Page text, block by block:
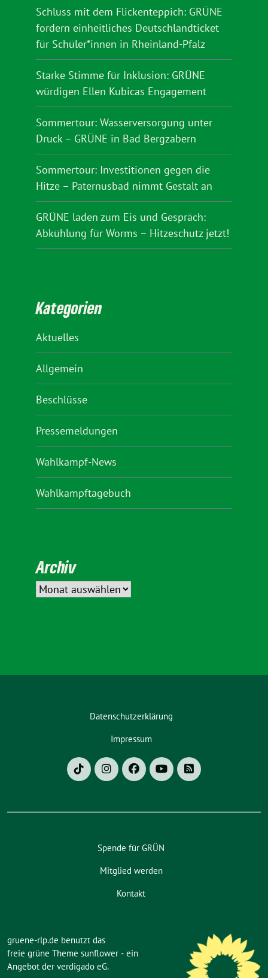
Schluss mit dem Flickenteppich: GRÜNE
fordern einheitliches Deutschlandticket
für Schüler*innen in Rheinland-Pfalz
Starke Stimme für Inklusion: GRÜNE
würdigen Ellen Kubicas Engagement
Sommertour: Wasserversorgung unter
Druck – GRÜNE in Bad Bergzabern
Sommertour: Investitionen gegen die
Hitze – Paternusbad nimmt Gestalt an
GRÜNE laden zum Eis und Gespräch:
Abkühlung für Worms – Hitzeschutz jetzt!
Kategorien
Aktuelles
Allgemein
Beschlüsse
Pressemeldungen
Wahlkampf-News
Wahlkampftagebuch
Archiv
Datenschutzerklärung
Impressum
Spende für GRÜN
Mitglied werden
Kontakt
gruene-rlp.de benutzt das
freie grüne Theme sunflower ‐ ein
Angebot der verdigado eG.